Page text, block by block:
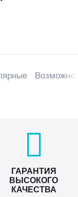
Возможно,
ГАРАНТИЯ
ВЫСОКОГО
КАЧЕСТВА